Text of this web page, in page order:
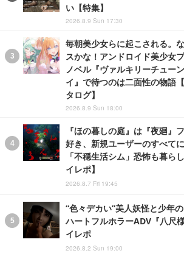
い【特集】
2026.8.9 Sun 17:30
毎朝美少女らに起こされる。
スかな！アンドロイド美少女
ノベル『ヴァルキリーチュー
イ』で待つのは二面性の物語
タログ】
2026.8.9 Sun 18:00
『ほの暮しの庭』は『夜廻』
好き、新規ユーザーのすべて
「不穏生活シム」恐怖も暮ら
イレポ】
2026.8.7 Fri 19:45
“色々デカい”美人妖怪と少年
ハートフルホラーADV『八尺
イレポ
2026.8.2 Sun 19:00